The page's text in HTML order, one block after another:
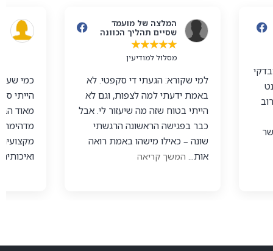
המלצה של מועמד
שסיים תהליך הכוונה
★
★
★
★
★
מסלול למודיעין
למי שקורא: הגעתי די סקפטי. לא
באמת ידעתי למה לצפות, וגם לא
הייתי בטוח שזה מה שיעזור לי. אבל
כבר בפגישה הראשונה הרגשתי
שונה – כאילו מישהו באמת רואה
אות... המשך קריאה
כמי
הייתי
מאוד